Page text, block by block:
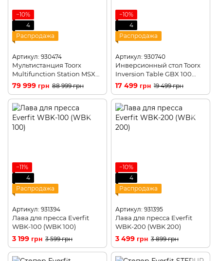
−10%
4
Распродажа
Артикул: 930474
Мультистанция Toorx
Multifunction Station MSX
300 (MSX-300)
79 999 грн 88 999 грн
−10%
4
Распродажа
Артикул: 930740
Инверсионный стол Toorx
Inversion Table GBX 100
(GBX-100)
17 499 грн 19 499 грн
−11%
4
Распродажа
Артикул: 931394
Лава для пресса Everfit
WBK-100 (WBK 100)
3 199 грн 3 599 грн
−10%
4
Распродажа
Артикул: 931395
Лава для пресса Everfit
WBK-200 (WBK 200)
3 499 грн 3 899 грн